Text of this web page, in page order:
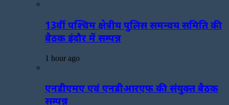
13वीं पश्चिम क्षेत्रीय पुलिस समन्वय समिति की
बैठक इंदौर में सम्पन्न
1 hour ago
एनडीएमए एवं एनडीआरएफ की संयुक्त बैठक
सम्पन्न